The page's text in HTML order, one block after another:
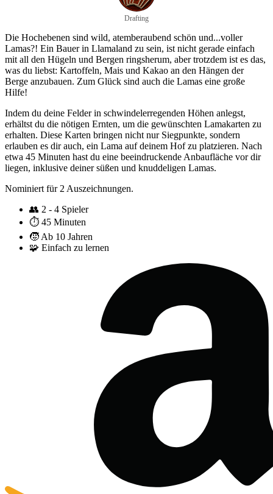
Drafting
Die Hochebenen sind wild, atemberaubend schön und...voller
Lamas?! Ein Bauer in Llamaland zu sein, ist nicht gerade einfach
mit all den Hügeln und Bergen ringsherum, aber trotzdem ist es das,
was du liebst: Kartoffeln, Mais und Kakao an den Hängen der
Berge anzubauen. Zum Glück sind auch die Lamas eine große
Hilfe!
Indem du deine Felder in schwindelerregenden Höhen anlegst,
erhältst du die nötigen Ernten, um die gewünschten Lamakarten zu
erhalten. Diese Karten bringen nicht nur Siegpunkte, sondern
erlauben es dir auch, ein Lama auf deinem Hof zu platzieren. Nach
etwa 45 Minuten hast du eine beeindruckende Anbaufläche vor dir
liegen, inklusive deiner süßen und knuddeligen Lamas.
Nominiert für 2 Auszeichnungen.
👥 2 - 4 Spieler
⏱️ 45 Minuten
🧒 Ab 10 Jahren
🧩 Einfach zu lernen